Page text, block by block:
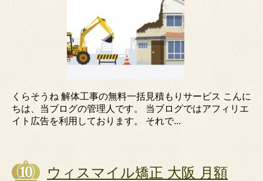
くらそうね 解体工事の無料一括見積もりサービス こんに
ちは、当ブログの管理人です。 当ブログではアフィリエ
イト広告を利用しております。 それで...
ウィスマイル矯正 大阪 月額